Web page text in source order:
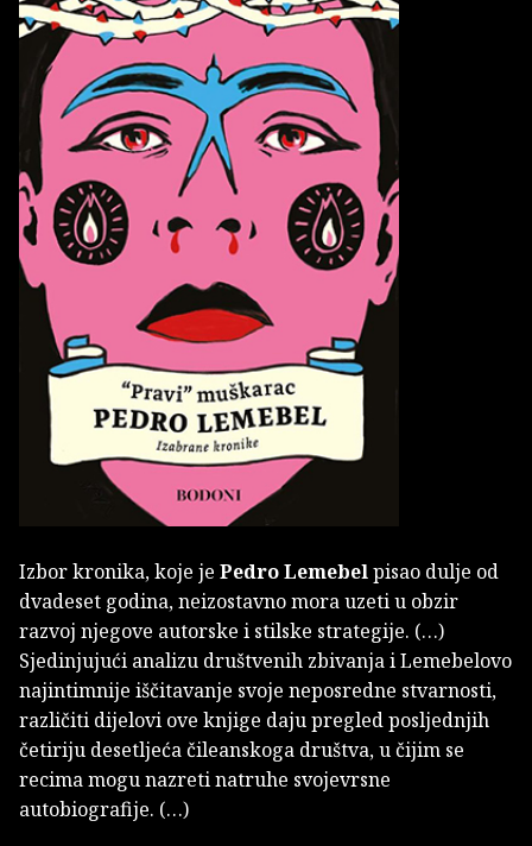
Izbor kronika, koje je Pedro Lemebelpisao dulje od
dvadeset godina, neizostavno mora uzeti u obzir
razvoj njegove autorske i stilske strategije. (…)
Sjedinjujući analizu društvenih zbivanja i Lemebelovo
najintimnije iščitavanje svoje neposredne stvarnosti,
različiti dijelovi ove knjige daju pregled posljednjih
četiriju desetljeća čileanskoga društva, u čijim se
recima mogu nazreti natruhe svojevrsne
autobiografije. (…)